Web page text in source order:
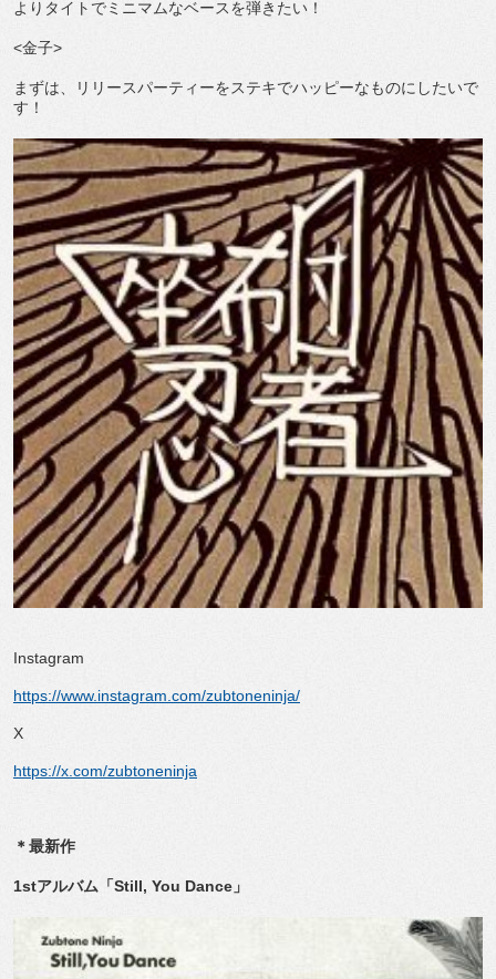
よりタイトでミニマムなベースを弾きたい！
<金子>
まずは、リリースパーティーをステキでハッピーなものにしたいで
す！
Instagram
https://www.instagram.com/zubtoneninja/
X
https://x.com/zubtoneninja
＊最新作
1stアルバム「Still, You Dance 」